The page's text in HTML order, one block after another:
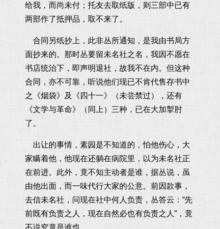
给我，而尚未付；托友去取纸版，则三部中已有
两部作了抵押品，取不来了。
合同另纸抄上，此非丛所通知，是我由书局方
面抄来的。那时丛要留未名社之名，我因不愿在
书店统治下，即声明退社，故我不在内。但这种
合同，亦不可靠，听说他们现已不肯代售存书中
之《烟袋》及《四十一》（未尝禁过），还有
《文学与革命》（同上）三种，已在大加掣肘
了。
出让的事情，素园是不知道的，怕他伤心，大
家瞒着他，他现在还躺在病院里，以为未名社正
在前进。此外，竟不知主动者是谁，据丛说，虽
由他出面，而一味代行大家的公意。前因款事，
去信未名社，问现在社中何人负责，丛答云：“先
前既有负责之人，现在自然必也有负责之人”，竟
不说究竟是谁也。